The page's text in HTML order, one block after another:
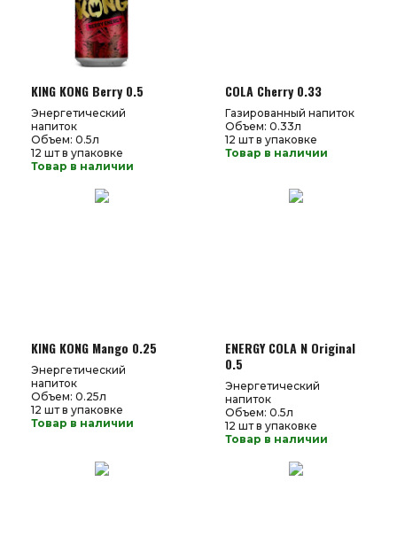
KING KONG Berry 0.5
Энергетический
напиток
Объем: 0.5л
12 шт в упаковке
Товар в наличии
COLA Cherry 0.33
Газированный напиток
Объем: 0.33л
12 шт в упаковке
Товар в наличии
KING KONG Mango 0.25
Энергетический
напиток
Объем: 0.25л
12 шт в упаковке
Товар в наличии
ENERGY COLA N Original
0.5
Энергетический
напиток
Объем: 0.5л
12 шт в упаковке
Товар в наличии